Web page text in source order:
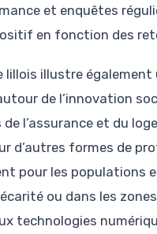
et enquêtes
en fonction des
lillois illustre également
de l’innovation
l’assurance et du
d’autres formes de
pour les populations
ou dans les
technologies